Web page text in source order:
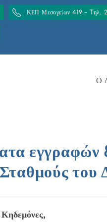
ΚΕΠ Μεσογείων 419 – Tηλ.
Ο
εγγραφών
Κηδεμόνες,